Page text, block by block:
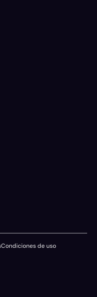
Condiciones de uso